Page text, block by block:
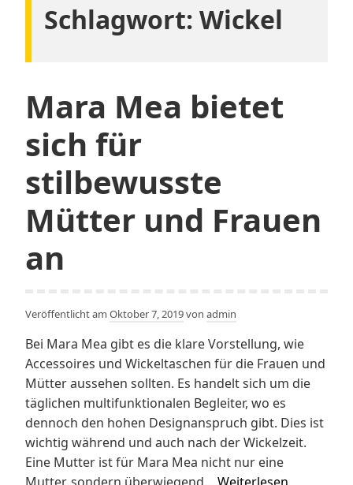
Schlagwort: Wickel
Mara Mea bietet
sich für
stilbewusste
Mütter und Frauen
an
Veröffentlicht am Oktober 7, 2019von admin
Bei Mara Mea gibt es die klare Vorstellung, wie
Accessoires und Wickeltaschen für die Frauen und
Mütter aussehen sollten. Es handelt sich um die
täglichen multifunktionalen Begleiter, wo es
dennoch den hohen Designanspruch gibt. Dies ist
wichtig während und auch nach der Wickelzeit.
Eine Mutter ist für Mara Mea nicht nur eine